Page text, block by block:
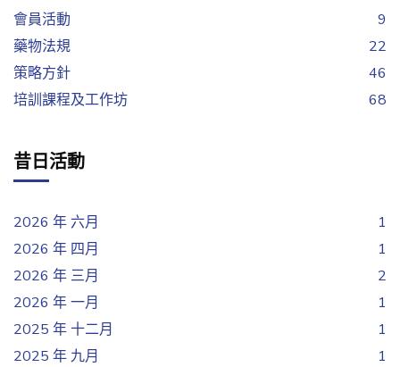
會員活動
9
藥物法規
22
策略方針
46
培訓課程及工作坊
68
昔日活動
2026 年 六月
1
2026 年 四月
1
2026 年 三月
2
2026 年 一月
1
2025 年 十二月
1
2025 年 九月
1